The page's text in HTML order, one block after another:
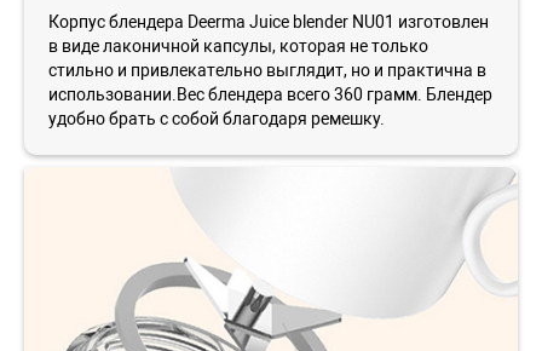
Корпус блендера Deerma Juice blender NU01 изготовлен
в виде лаконичной капсулы, которая не только
стильно и привлекательно выглядит, но и практична в
использовании.Вес блендера всего 360 грамм. Блендер
удобно брать с собой благодаря ремешку.